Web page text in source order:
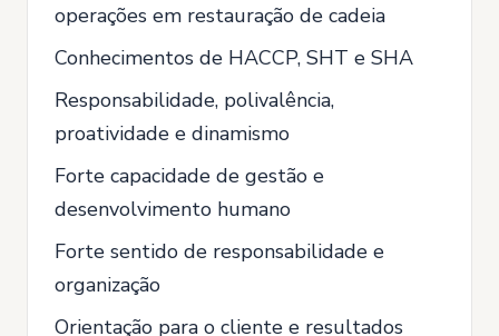
operações em restauração de cadeia
Conhecimentos de HACCP, SHT e SHA
Responsabilidade, polivalência,
proatividade e dinamismo
Forte capacidade de gestão e
desenvolvimento humano
Forte sentido de responsabilidade e
organização
Orientação para o cliente e resultados